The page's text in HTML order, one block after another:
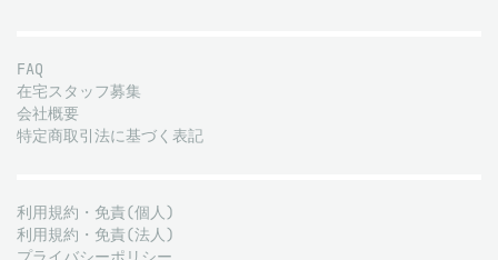
FAQ
在宅スタッフ募集
会社概要
特定商取引法に基づく表記
利用規約・免責(個人)
利用規約・免責(法人)